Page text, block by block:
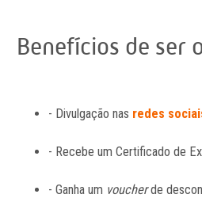
Benefícios de ser
- Divulgação nas redes
- Recebe um Certificado de
- Ganha um voucherde